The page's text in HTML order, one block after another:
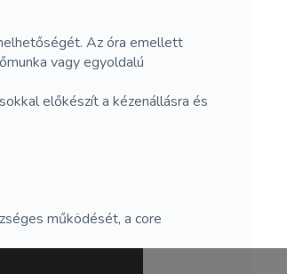
Az óra emellett
vagy egyoldalú
előkészít a kézenállásra és
működését, a core